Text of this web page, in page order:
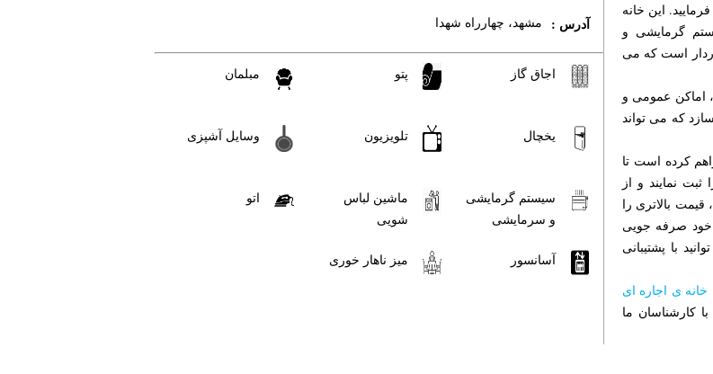
این خانه
گرمایشی و
است که می
اماکن عمومی و
که می تواند
کرده است تا
نمایند و از
بالاتری را
خود صرفه جویی
با پشتیبانی
خانه ی اجاره ای
کارشناسان ما
آدرس : مشهد، چهارراه شهدا
اجاق گاز پتو مبلمان
یخچال تلویزیون وسایل آشپزی
سیستم گرمایشی
و سرمایشی
ماشین لباس
شویی
اتو
آسانسور میز ناهار خوری